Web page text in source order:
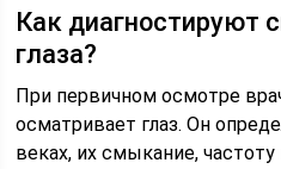
Как диагностируют
глаза?
При первичном осмотре
осматривает глаз. Он
веках, их смыкание,